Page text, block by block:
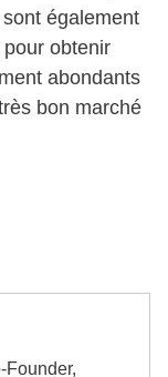
également
obtenir
abondants
bon marché
Founder,